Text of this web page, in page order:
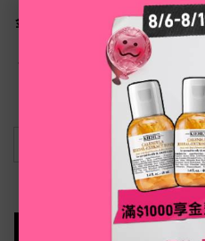
金盞花精萃亮采水凝霜 – 爆水霜
／保濕霜推薦
神奇爆水霜! 金盞花精萃注入! 水凝霜
一抹調理淨膚 臉部保濕更透亮!
NT$2,050
LOADING ...